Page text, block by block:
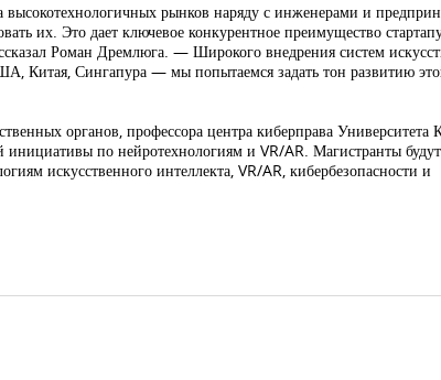
высокотехнологичных рынков наряду с инженерами и
их. Это дает ключевое конкурентное преимущество
Роман Дремлюга. — Широкого внедрения систем
Китая, Сингапура — мы попытаемся задать тон развитию
органов, профессора центра киберправа Университета
по нейротехнологиям и VR/AR. Магистранты будут
искусственного интеллекта, VR/AR, кибербезопасности и